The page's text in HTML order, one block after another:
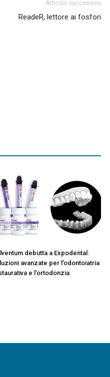
Articolo successivo
ReadeR, lettore ai fosfori
debutta a Expodental:
avanzate per l’odontoiatria
e l’ortodonzia